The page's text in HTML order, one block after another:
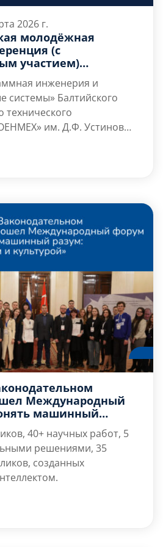
2026 г.
молодёжная
(с
участием)
технологии в
(ВТП)»
инженерия и
системы» Балтийского
технического
им. Д.Ф. Устинова
научную
производствах(ВТП)».
в конференции
молодых ученых и
также представителей
Международный
машинный
и культурой»
40+ научных работ, 5
решениями, 35
созданных
системы»